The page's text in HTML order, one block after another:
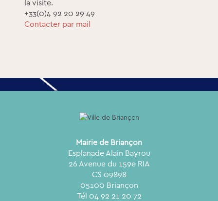
la visite.
+33(0)4 92 20 29 49
Contacter par mail
Mairie de Briançon
Esplanade Alain Bayrou
26 Avenue du 159e RIA
CS 09898
05100 Briançon
Tél 04 92 21 20 72